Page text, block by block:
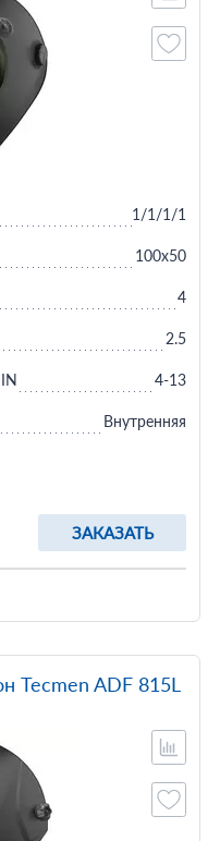
ЗАКАЗАТЬ
1/1/1/1
100х50
4
2.5
4-13
Внутренняя
Tecmen ADF 815L